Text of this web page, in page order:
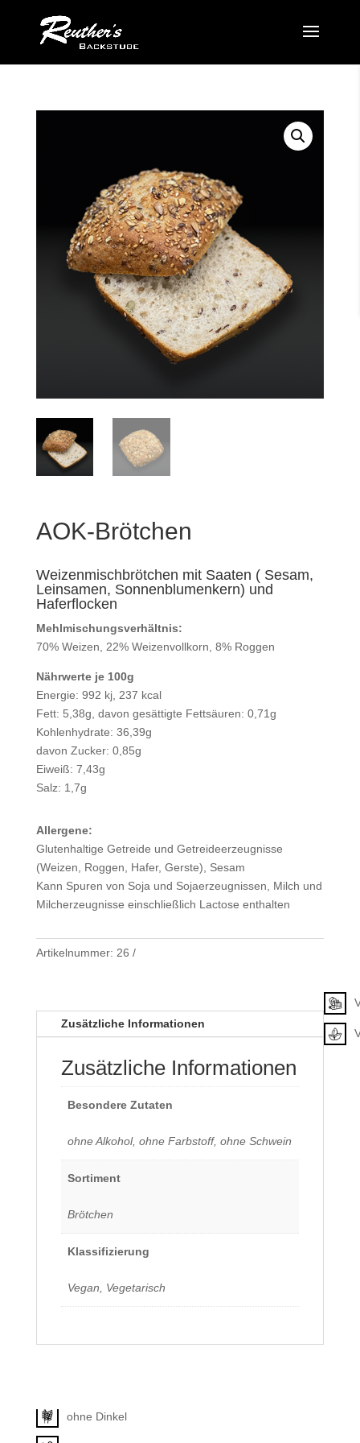
AOK-Brötchen
Weizenmischbrötchen mit Saaten ( Sesam,
Leinsamen, Sonnenblumenkern) und
Haferflocken
Mehlmischungsverhältnis:
70% Weizen, 22% Weizenvollkorn, 8% Roggen
Nährwerte je 100g
Energie: 992 kj, 237 kcal
Fett: 5,38g, davon gesättigte Fettsäuren: 0,71g
Kohlenhydrate: 36,39g
davon Zucker: 0,85g
Eiweiß: 7,43g
Salz: 1,7g
Allergene:
Glutenhaltige Getreide und Getreideerzeugnisse
(Weizen, Roggen, Hafer, Gerste), Sesam
Kann Spuren von Soja und Sojaerzeugnissen, Milch und
Milcherzeugnisse einschließlich Lactose enthalten
Artikelnummer: 26
Zusätzliche Informationen
Zusätzliche Informationen
Besondere Zutaten
ohne Alkohol, ohne Farbstoff, ohne Schwein
Sortiment
Brötchen
Klassifizierung
Vegan, Vegetarisch
ohne Dinkel